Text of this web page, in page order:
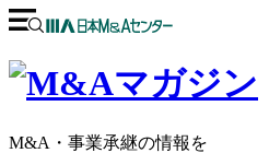
M&A・事業承継の情報を